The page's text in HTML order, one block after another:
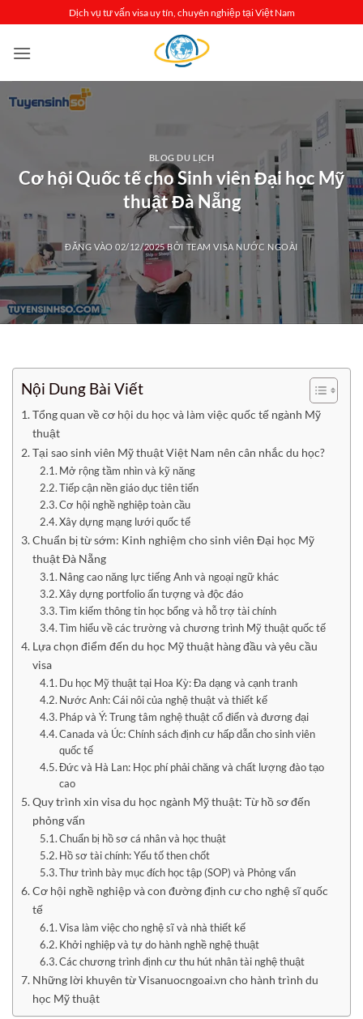
qua
nội
Dịch vụ tư vấn visa uy tín, chuyên nghiệp tại Việt Nam
BLOG DU LỊCH
Cơ hội Quốc tế cho Sinh viên Đại học Mỹ
thuật Đà Nẵng
ĐĂNG VÀO02/12/2025BỞI TEAM VISA NƯỚC NGOÀI
Nội Dung Bài Viết
Tổng quan về cơ hội du học và làm việc quốc tế ngành Mỹ
thuật
Tại sao sinh viên Mỹ thuật Việt Nam nên cân nhắc du học?
Mở rộng tầm nhìn và kỹ năng
Tiếp cận nền giáo dục tiên tiến
Cơ hội nghề nghiệp toàn cầu
Xây dựng mạng lưới quốc tế
Chuẩn bị từ sớm: Kinh nghiệm cho sinh viên Đại học Mỹ
thuật Đà Nẵng
Nâng cao năng lực tiếng Anh và ngoại ngữ khác
Xây dựng portfolio ấn tượng và độc đáo
Tìm kiếm thông tin học bổng và hỗ trợ tài chính
Tìm hiểu về các trường và chương trình Mỹ thuật quốc tế
Lựa chọn điểm đến du học Mỹ thuật hàng đầu và yêu cầu
visa
Du học Mỹ thuật tại Hoa Kỳ: Đa dạng và cạnh tranh
Nước Anh: Cái nôi của nghệ thuật và thiết kế
Pháp và Ý: Trung tâm nghệ thuật cổ điển và đương đại
Canada và Úc: Chính sách định cư hấp dẫn cho sinh viên
quốc tế
Đức và Hà Lan: Học phí phải chăng và chất lượng đào tạo
cao
Quy trình xin visa du học ngành Mỹ thuật: Từ hồ sơ đến
phỏng vấn
Chuẩn bị hồ sơ cá nhân và học thuật
Hồ sơ tài chính: Yếu tố then chốt
Thư trình bày mục đích học tập (SOP) và Phỏng vấn
Cơ hội nghề nghiệp và con đường định cư cho nghệ sĩ quốc
tế
Visa làm việc cho nghệ sĩ và nhà thiết kế
Khởi nghiệp và tự do hành nghề nghệ thuật
Các chương trình định cư thu hút nhân tài nghệ thuật
Những lời khuyên từ Visanuocngoai.vn cho hành trình du
học Mỹ thuật